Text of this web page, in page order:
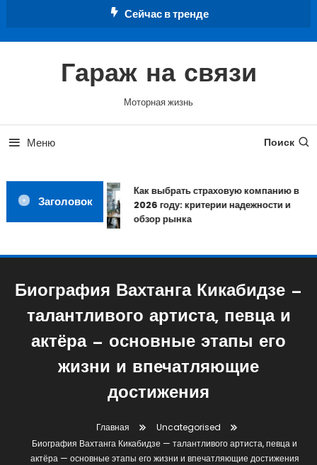
Сейчас в тренде
Гараж на связи
Моторная жизнь
Меню Поиск
Заголовок
Как выбрать страховую компанию в
2026 году: критерии надежности и
обзор рынка
Биография Вахтанга Кикабидзе —
талантливого артиста, певца и
актёра — основные этапы его
жизни и впечатляющие
достижения
Главная
Uncategorised
Биография Вахтанга Кикабидзе — талантливого артиста, певца и
актёра — основные этапы его жизни и впечатляющие достижения